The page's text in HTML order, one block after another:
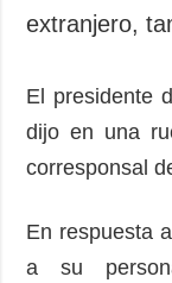
extranjero,
El presidente
dijo en una
corresponsal
En respuesta
a su